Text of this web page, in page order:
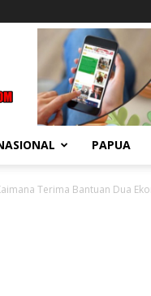
PAPUA
Terima Bantuan Dua